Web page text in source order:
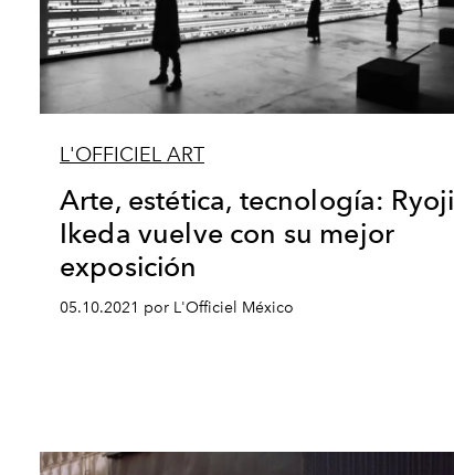
L'OFFICIEL ART
Arte, estética, tecnología: Ryoji
Ikeda vuelve con su mejor
exposición
05.10.2021 por L'Officiel México